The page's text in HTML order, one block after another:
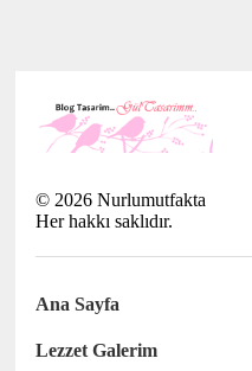
© 2026 Nurlumutfakta
Her hakkı saklıdır.
Ana Sayfa
Lezzet Galerim